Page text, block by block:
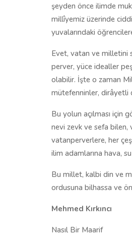
şeyden önce ilimde
millîyemiz üzerinde
yuvalarındaki
Evet, vatan ve milletini
perver, yüce idealler
olabilir. İşte o zaman
mütefenninler, dirâyetli
Bu yolun açılması için
nevi zevk ve sefa bilen,
vatanperverlere, her
ilim adamlarına hava,
Bu millet, kalbi din ve
ordusuna bilhassa ve
Mehmed Kırkıncı
Nasıl Bir Maarif